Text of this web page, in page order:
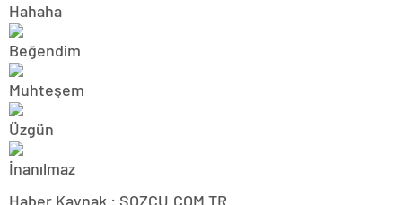
Haber Kaynak : SOZCU.COM.TR